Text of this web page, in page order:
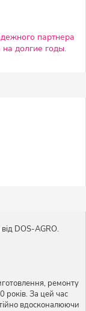
партнера
на долгие годы.
DOS-AGRO.
ремонту
років. За цей час
вдосконалюючи